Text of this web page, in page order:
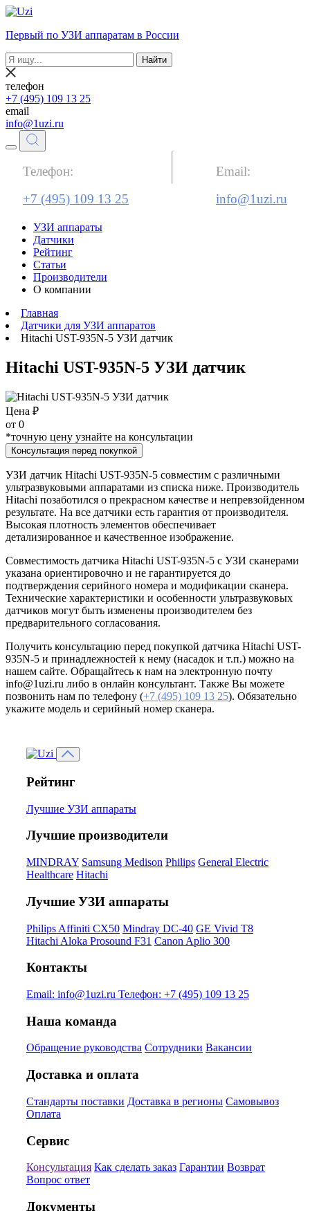
Первый по УЗИ аппаратам в России
Найти
телефон
+7 (495) 109 13 25
email
info@1uzi.ru
Телефон:
+7 (495) 109 13 25
Email:
info@1uzi.ru
УЗИ аппараты
Датчики
Рейтинг
Статьи
Производители
О компании
Главная
Датчики для УЗИ аппаратов
Hitachi UST-935N-5 УЗИ датчик
Hitachi UST-935N-5 УЗИ датчик
Цена ₽
от 0
*точную цену узнайте на консультации
Консультация перед покупкой
УЗИ датчик Hitachi UST-935N-5 совместим с различными
ультразвуковыми аппаратами из списка ниже. Производитель
Hitachi позаботился о прекрасном качестве и непревзойденном
результате. На все датчики есть гарантия от производителя.
Высокая плотность элементов обеспечивает
детализированное и качественное изображение.
Совместимость датчика Hitachi UST-935N-5 с УЗИ сканерами
указана ориентировочно и не гарантируется до
подтверждения серийного номера и модификации сканера.
Технические характеристики и особенности ультразвуковых
датчиков могут быть изменены производителем без
предварительного согласования.
Получить консультацию перед покупкой датчика Hitachi UST-
935N-5 и принадлежностей к нему (насадок и т.п.) можно на
нашем сайте. Обращайтесь к нам на электронную почту
info@1uzi.ru либо в онлайн консультант. Также Вы можете
позвонить нам по телефону (+7 (495) 109 13 25). Обязательно
укажите модель и серийный номер сканера.
Рейтинг
Лучшие УЗИ аппараты
Лучшие производители
MINDRAY Samsung Medison Philips General Electric
Healthcare Hitachi
Лучшие УЗИ аппараты
Philips Affiniti CX50 Mindray DC-40 GE Vivid T8
Hitachi Aloka Prosound F31 Canon Aplio 300
Контакты
Email: info@1uzi.ru Телефон: +7 (495) 109 13 25
Наша команда
Обращение руководства Сотрудники Вакансии
Доставка и оплата
Стандарты поставки Доставка в регионы Самовывоз
Оплата
Сервис
Консультация Как сделать заказ Гарантии Возврат
Вопрос ответ
Документы